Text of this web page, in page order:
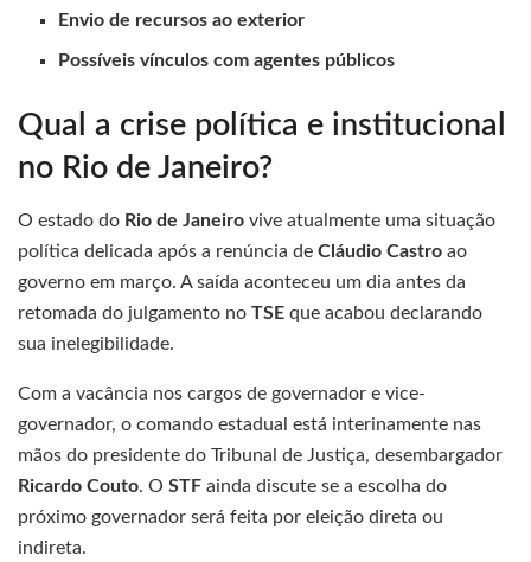
Envio de recursos ao exterior
Possíveis vínculos com agentes públicos
Qual a crise política e institucional
no Rio de Janeiro?
O estado do Rio de Janeiro vive atualmente uma situação
política delicada após a renúncia de Cláudio Castro ao
governo em março. A saída aconteceu um dia antes da
retomada do julgamento no TSE que acabou declarando
sua inelegibilidade.
Com a vacância nos cargos de governador e vice-
governador, o comando estadual está interinamente nas
mãos do presidente do Tribunal de Justiça, desembargador
Ricardo Couto. O STF ainda discute se a escolha do
próximo governador será feita por eleição direta ou
indireta.